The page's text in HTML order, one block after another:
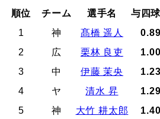
順位
チーム 選手名
与四
1
神 髙橋 遥人
0.89
2
広 栗林 良吏
1.00
3
中 伊藤 茉央
1.23
4
ヤ 清水 昇
1.29
5
神 大竹 耕太郎
1.40